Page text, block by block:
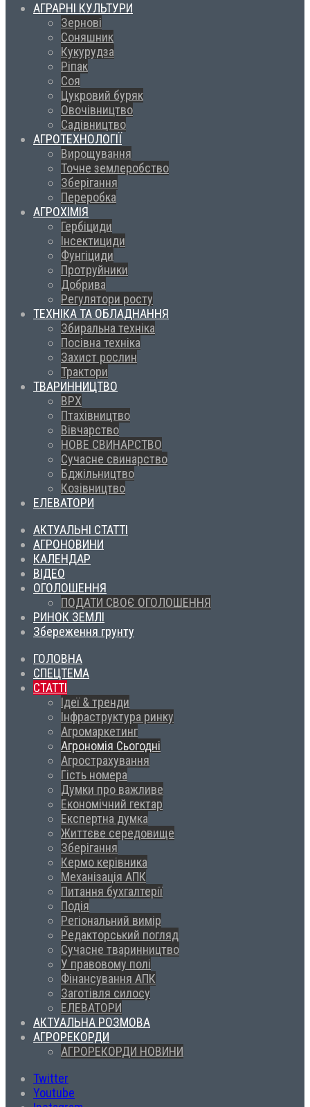
АГРАРНІ КУЛЬТУРИ
Зернові
Соняшник
Кукурудза
Ріпак
Соя
Цукровий буряк
Овочівництво
Садівництво
АГРОТЕХНОЛОГІЇ
Вирощування
Точне землеробство
Зберігання
Переробка
АГРОХІМІЯ
Гербіциди
Інсектициди
Фунгіциди
Протруйники
Добрива
Регулятори росту
ТЕХНІКА ТА ОБЛАДНАННЯ
Збиральна техніка
Посівна техніка
Захист рослин
Трактори
ТВАРИННИЦТВО
ВРХ
Птахівництво
Вівчарство
НОВЕ СВИНАРСТВО
Сучасне свинарство
Бджільництво
Козівництво
ЕЛЕВАТОРИ
АКТУАЛЬНІ СТАТТІ
АГРОНОВИНИ
КАЛЕНДАР
ВІДЕО
ОГОЛОШЕННЯ
ПОДАТИ СВОЄ ОГОЛОШЕННЯ
РИНОК ЗЕМЛІ
Збереження грунту
ГОЛОВНА
СПЕЦТЕМА
СТАТТІ
Ідеї & тренди
Інфраструктура ринку
Агромаркетинг
Агрономія Сьогодні
Агрострахування
Гість номера
Думки про важливе
Економічний гектар
Експертна думка
Життєве середовище
Зберігання
Кермо керівника
Механізація АПК
Питання бухгалтерії
Подія
Регіональний вимір
Редакторський погляд
Сучасне тваринництво
У правовому полі
Фінансування АПК
Заготівля силосу
ЕЛЕВАТОРИ
АКТУАЛЬНА РОЗМОВА
АГРОРЕКОРДИ
АГРОРЕКОРДИ НОВИНИ
Twitter
Youtube